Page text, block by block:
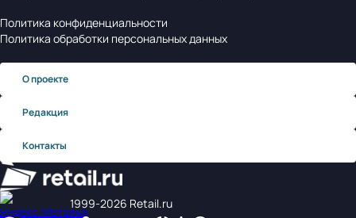
Политика конфиденциальности
Политика обработки персональных данных
О проекте
Редакция
Контакты
1999‑2026 Retail.ru